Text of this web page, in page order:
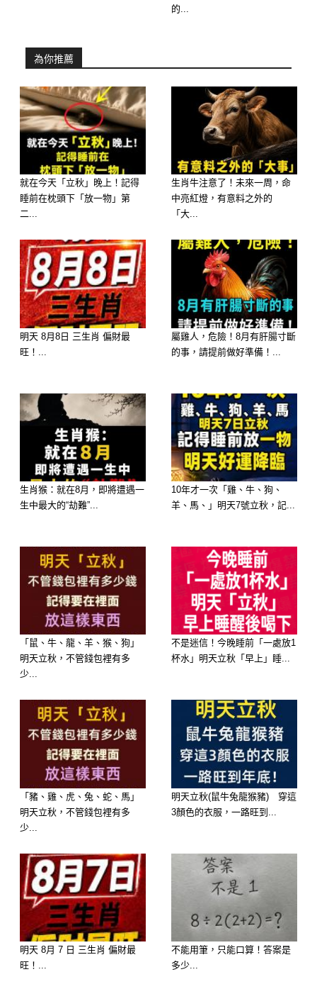
心理測驗：在豐盛的年夜飯桌上，如果
只能吃「第一口」，妳會直奔哪一道
菜？
A. 慢火細熬、香氣四溢的【佛跳牆】
魚】
C. 金黃酥脆、步步高升的【炸年糕】
D. 暖胃又暖心、全家團圓的【長年菜
雞湯】
🏮 測驗結果揭曉：
選擇 A：佛跳牆 ——【層次豐富，大
富大貴】
幸福來源： 妳追求的是「成就感」。
2026 年妳最開心的時刻，是妳耕耘已
久的事情終於開花結果。
隱藏財庫： 妳的錢藏在**「專業技能」
**裡。這一年妳越充實自己、考取證照
或學習新知，妳的薪資漲幅就會像佛跳
的...
為你推薦
就在今天「立秋」晚上！記得
睡前在枕頭下「放一物」第
二...
生肖牛注意了！未來一周，命
中亮紅燈，有意料之外的
「大...
明天 8月8日 三生肖 偏財最
旺！...
屬雞人，危險！8月有肝腸寸斷
的事，請提前做好準備！...
生肖猴：就在8月，即將遭遇一
生中最大的“劫難”...
10年才一次「雞、牛、狗、
羊、馬、」明天7號立秋，記...
「鼠、牛、龍、羊、猴、狗」
明天立秋，不管錢包裡有多
少...
不是迷信！今晚睡前「一處放1
杯水」明天立秋「早上」睡...
「豬、雞、虎、兔、蛇、馬」
明天立秋，不管錢包裡有多
少...
明天立秋(鼠牛兔龍猴豬) 穿這
3顏色的衣服，一路旺到...
明天 8月 7 日 三生肖 偏財最
旺！...
不能用筆，只能口算！答案是
多少...